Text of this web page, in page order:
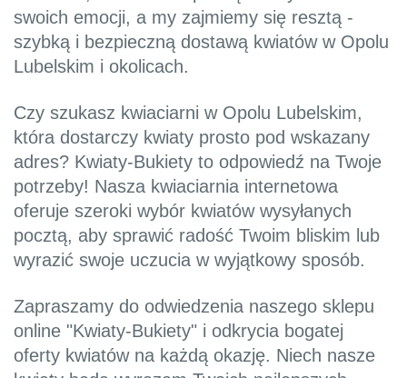
swoich emocji, a my zajmiemy się resztą -
szybką i bezpieczną dostawą kwiatów w Opolu
Lubelskim i okolicach.
Czy szukasz kwiaciarni w Opolu Lubelskim,
która dostarczy kwiaty prosto pod wskazany
adres? Kwiaty-Bukiety to odpowiedź na Twoje
potrzeby! Nasza kwiaciarnia internetowa
oferuje szeroki wybór kwiatów wysyłanych
pocztą, aby sprawić radość Twoim bliskim lub
wyrazić swoje uczucia w wyjątkowy sposób.
Zapraszamy do odwiedzenia naszego sklepu
online "Kwiaty-Bukiety" i odkrycia bogatej
oferty kwiatów na każdą okazję. Niech nasze